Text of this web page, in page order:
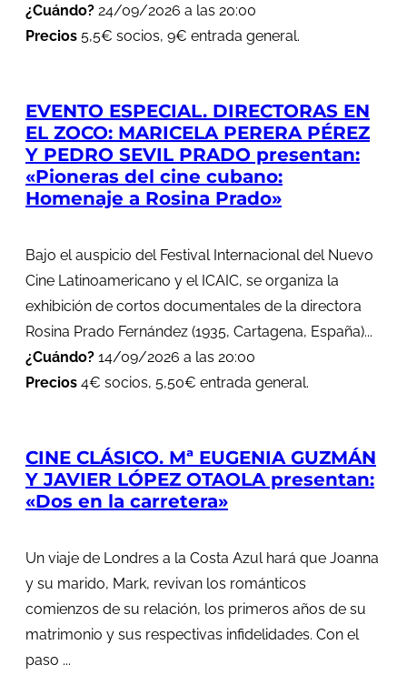
¿Cuándo? 24/09/2026 a las 20:00
Precios 5,5€ socios, 9€ entrada general.
EVENTO ESPECIAL. DIRECTORAS EN
EL ZOCO: MARICELA PERERA PÉREZ
Y PEDRO SEVIL PRADO presentan:
«Pioneras del cine cubano:
Homenaje a Rosina Prado»
Bajo el auspicio del Festival Internacional del Nuevo
Cine Latinoamericano y el ICAIC, se organiza la
exhibición de cortos documentales de la directora
Rosina Prado Fernández (1935, Cartagena, España)...
¿Cuándo? 14/09/2026 a las 20:00
Precios 4€ socios, 5,50€ entrada general.
CINE CLÁSICO. Mª EUGENIA GUZMÁN
Y JAVIER LÓPEZ OTAOLA presentan:
«Dos en la carretera»
Un viaje de Londres a la Costa Azul hará que Joanna
y su marido, Mark, revivan los románticos
comienzos de su relación, los primeros años de su
matrimonio y sus respectivas infidelidades. Con el
paso ...